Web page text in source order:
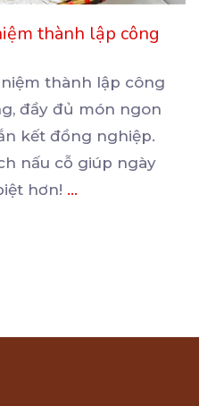
thành lập công
thành lập công
đầy đủ món ngon
kết đồng nghiệp.
nấu cỗ giúp ngày
hơn! ...